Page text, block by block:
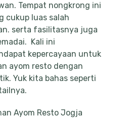
Tempat nongkrong ini
cukup luas salah
serta fasilitasnya juga
Kali ini
kepercayaan untuk
ayom resto dengan
Yuk kita bahas seperti
Ayom Resto Jogja